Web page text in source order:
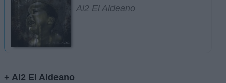
Al2 El Aldeano
+ Al2 El Aldeano